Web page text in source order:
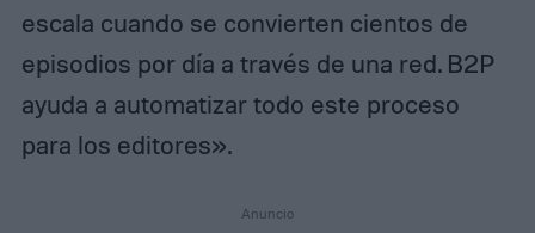
escala cuando se convierten cientos de
episodios por día a través de una red. B2P
ayuda a automatizar todo este proceso
para los editores».